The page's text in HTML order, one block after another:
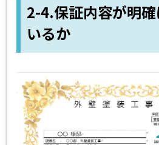
2-4.保証内容が明
いるか